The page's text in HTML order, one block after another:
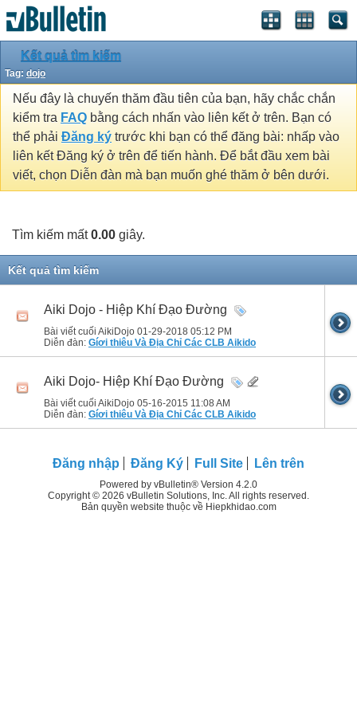
Kết quả tìm kiếm
Tag: dojo
Nếu đây là chuyến thăm đầu tiên của bạn, hãy chắc chắn
kiểm tra FAQ bằng cách nhấn vào liên kết ở trên. Bạn có
thể phải Đăng ký trước khi bạn có thể đăng bài: nhấp vào
liên kết Đăng ký ở trên để tiến hành. Để bắt đầu xem bài
viết, chọn Diễn đàn mà bạn muốn ghé thăm ở bên dưới.
Tìm kiếm mất0.00 giây.
Kết quả tìm kiếm
Aiki Dojo - Hiệp Khí Đạo Đường
Bài viết cuối AikiDojo 01-29-2018 05:12 PM
Diễn đàn: Gíơi thiêu Và Địa Chỉ Các CLB Aikido
Aiki Dojo- Hiệp Khí Đạo Đường
Bài viết cuối AikiDojo 05-16-2015 11:08 AM
Diễn đàn: Gíơi thiêu Và Địa Chỉ Các CLB Aikido
Đăng nhập Đăng Ký Full Site Lên trên
Powered by vBulletin® Version 4.2.0
Copyright © 2026 vBulletin Solutions, Inc. All rights reserved.
Bản quyền website thuộc về Hiepkhidao.com